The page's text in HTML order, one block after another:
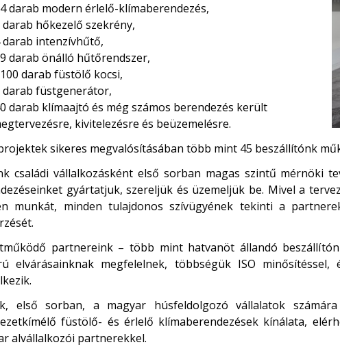
darab modern érlelő-klímaberendezés,
darab hőkezelő szekrény,
darab intenzívhűtő,
darab önálló hűtőrendszer,
darab füstölő kocsi,
darab füstgenerátor,
darab klímaajtó és még számos berendezés került
kivitelezésre és beüzemelésre.
sikeres megvalósításában több mint 45 beszállítónk
családi vállalkozásként első sorban magas szintű mérnöki
gyártatjuk, szereljük és üzemeljük be. Mivel a
munkát, minden tulajdonos szívügyének tekinti a
partnereink – több mint hatvanöt állandó
elvárásainknak megfelelnek, többségük ISO minősítéssel,
első sorban, a magyar húsfeldolgozó vállalatok
füstölő- és érlelő klímaberendezések kínálata,
alvállalkozói partnerekkel.